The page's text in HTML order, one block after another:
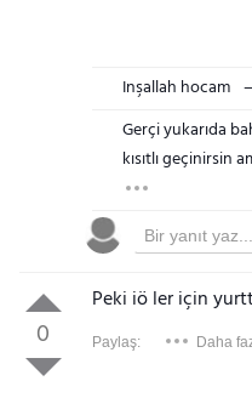
Inşallah hocam
Gerçi yukarıda
kısıtlı geçinirsin
0
Peki iö ler için
Paylaş: Daha